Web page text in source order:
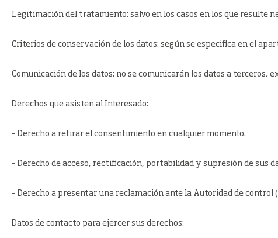
Legitimación del tratamiento: salvo en los casos en los que resulte
Criterios de conservación de los datos: según se especifica en el
Comunicación de los datos: no se comunicarán los datos a terceros,
Derechos que asisten al Interesado:
– Derecho a retirar el consentimiento en cualquier momento.
– Derecho de acceso, rectificación, portabilidad y supresión de sus
– Derecho a presentar una reclamación ante la Autoridad de
Datos de contacto para ejercer sus derechos: